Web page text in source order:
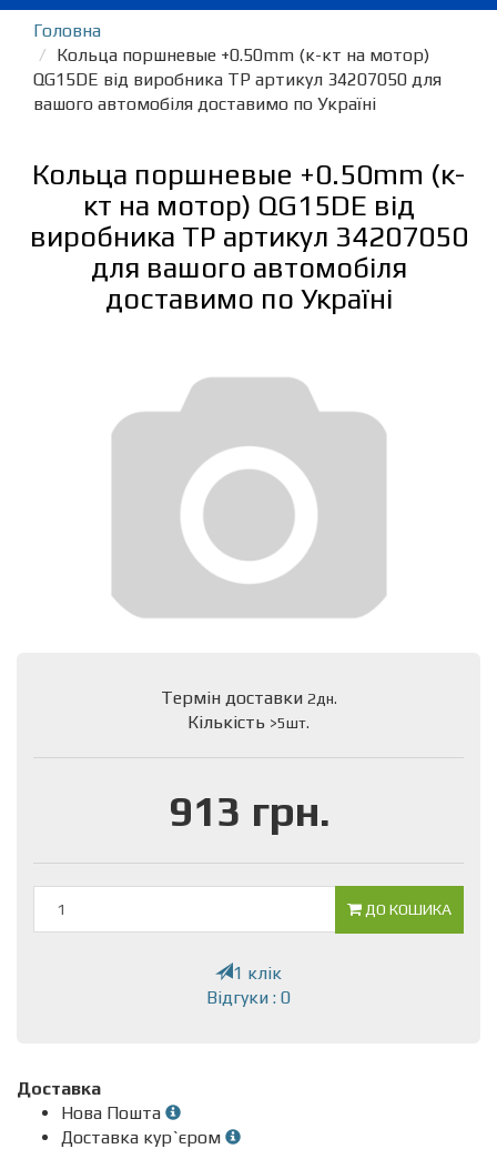
Головна
Кольца поршневые +0.50mm (к-кт на мотор)
QG15DE від виробника TP артикул 34207050 для
вашого автомобіля доставимо по Україні
Кольца поршневые +0.50mm (к-
кт на мотор) QG15DE від
виробника TP артикул 34207050
для вашого автомобіля
доставимо по Україні
Термін доставки 2дн.
Кількість >5шт.
913 грн.
ДО КОШИКА
1 клік
Відгуки : 0
Доставка
Нова Пошта
Доставка кур`єром